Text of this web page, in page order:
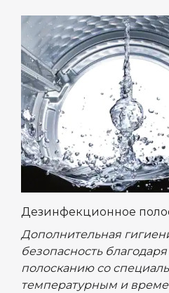
Дезинфекционное
Дополнительная
безопасность
полосканию со
температурным и